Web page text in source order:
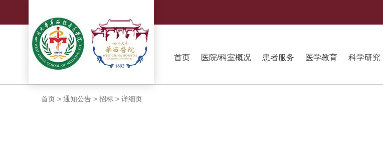
首页 医院/科室概况 患者服务 医学教育 科学研究
首页 > 通知公告 > 招标 > 详细页